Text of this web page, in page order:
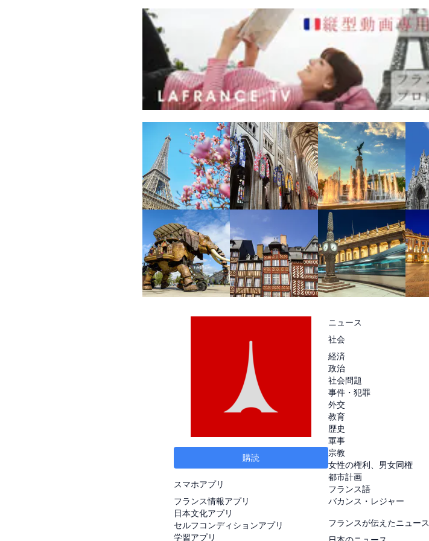
購読
スマホアプリ
フランス情報アプリ
日本文化アプリ
セルフコンディションアプリ
学習アプリ
ニュース
社会
経済
政治
社会問題
事件・犯罪
外交
教育
歴史
軍事
宗教
女性の権利、男女同権
都市計画
フランス語
バカンス・レジャー
フランスが伝えたニュース